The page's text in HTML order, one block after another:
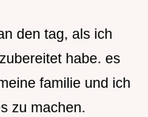
den tag, als ich
habe. es
familie und ich
zu machen.